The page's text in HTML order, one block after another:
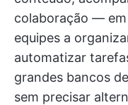
colaboração — em
equipes a
automatizar
grandes bancos
sem precisar